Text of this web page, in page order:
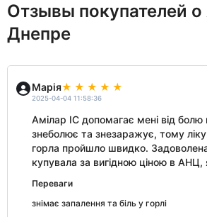
Отзывы покупателей
Днепре
Марія
2025-04-04 11:58:36
Амілар ІС допомагає мені від болю
знеболює та знезаражує, тому
горла пройшло швидко.
купувала за вигідною ціною в АНЦ,
Переваги
знімає запалення та біль у горлі